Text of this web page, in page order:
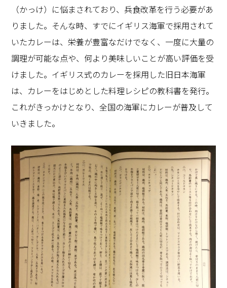
（かっけ）に悩まされており、兵食改革を行う必要があ
りました。そんな時、すでにイギリス海軍で採用されて
いたカレーは、栄養が豊富なだけでなく、一度に大量の
調理が可能な点や、何より美味しいことが高い評価を受
けました。イギリス式のカレーを採用した旧日本海軍
は、カレーをはじめとした料理レシピの教科書を発行。
これがきっかけとなり、全国の海軍にカレーが普及して
いきました。